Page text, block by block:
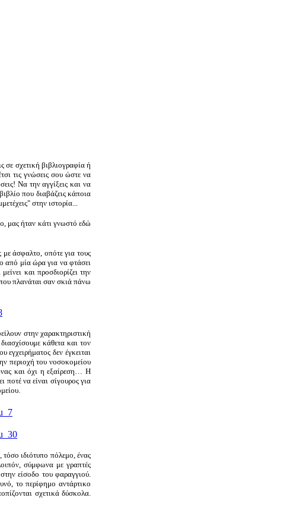
σε σχετική βιβλιογραφία ή
τις γνώσεις σου ώστε να
Να την αγγίξεις και να
που διαβάζεις κάποια
στην ιστορία...
μας ήταν κάτι γνωστό εδώ
άσφαλτο, οπότε για τους
από μία ώρα για να φτάσει
και προσδιορίζει την
πλανάται σαν σκιά πάνω
στην χαρακτηριστική
κάθετα και τον
δεν έγκειται
περιοχή του νοσοκομείου
και όχι η εξαίρεση… Η
να είναι σίγουρος για
ιδιότυπο πόλεμο, ένας
σύμφωνα με γραπτές
είσοδο του φαραγγιού.
το περίφημο αντάρτικο
σχετικά δύσκολα.